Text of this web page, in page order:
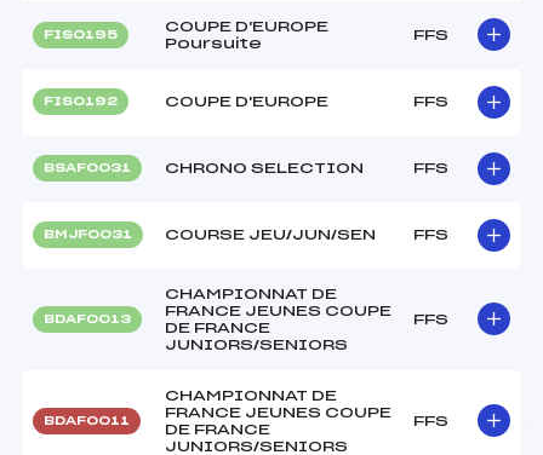
FIS0195
COUPE D'EUROPE
Poursuite
FFS
FIS0192 COUPE D'EUROPE FFS
BSAF0031 CHRONO SELECTION FFS
BMJF0031 COURSE JEU/JUN/SEN FFS
BDAF0013
CHAMPIONNAT DE
FRANCE JEUNES COUPE
DE FRANCE
JUNIORS/SENIORS
FFS
BDAF0011
CHAMPIONNAT DE
FRANCE JEUNES COUPE
DE FRANCE
JUNIORS/SENIORS
FFS